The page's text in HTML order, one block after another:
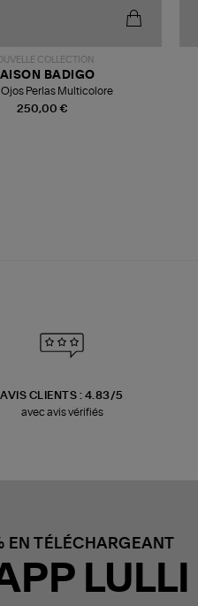
COLLECTION
250,00 €
BADIGO
Ojos Perlas Multicolore
AVIS CLIENTS : 4.83/5
avec avis vérifiés
EN TÉLÉCHARGEANT
LULLI